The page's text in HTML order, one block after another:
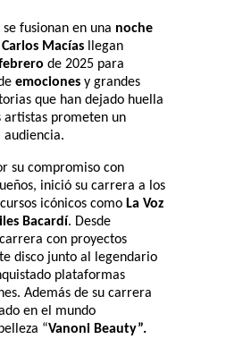
se fusionan en una noche
Carlos Macías
llegan
de 2025 para
emociones y grandes
que han dejado huella
artistas prometen un
su compromiso con
inició su carrera a los
icónicos como La Voz
Bacardí. Desde
con proyectos
disco junto al legendario
plataformas
Además de su carrera
en el mundo
“Vanoni Beauty”.